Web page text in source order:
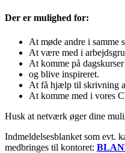
Der er mulighed for:
At møde andre i samme
At være med i
At komme på dagskurser
og blive inspireret.
At få hjælp til skrivning
At komme med i vores
Husk at netværk øger dine
Indmeldelsesblanket som evt.
medbringes til kontoret: